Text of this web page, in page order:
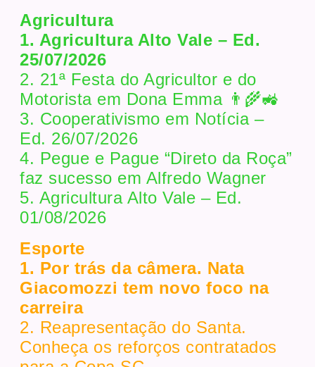
Agricultura
1. Agricultura Alto Vale – Ed.
25/07/2026
2. 21ª Festa do Agricultor e do
Motorista em Dona Emma 👨‍🌾🚜
3. Cooperativismo em Notícia –
Ed. 26/07/2026
4. Pegue e Pague “Direto da Roça”
faz sucesso em Alfredo Wagner
5. Agricultura Alto Vale – Ed.
01/08/2026
Esporte
1. Por trás da câmera. Nata
Giacomozzi tem novo foco na
carreira
2. Reapresentação do Santa.
Conheça os reforços contratados